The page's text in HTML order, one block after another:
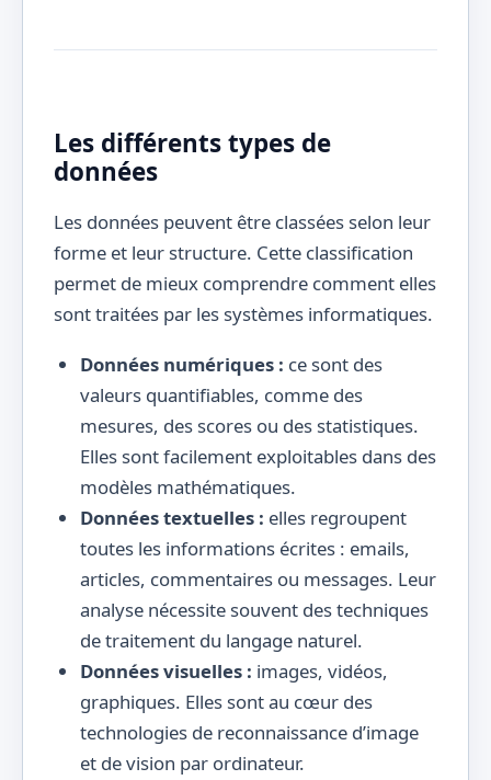
Les différents types de
données
Les données peuvent être classées selon leur
forme et leur structure. Cette classification
permet de mieux comprendre comment elles
sont traitées par les systèmes informatiques.
Données numériques : ce sont des
valeurs quantifiables, comme des
mesures, des scores ou des statistiques.
Elles sont facilement exploitables dans des
modèles mathématiques.
Données textuelles : elles regroupent
toutes les informations écrites : emails,
articles, commentaires ou messages. Leur
analyse nécessite souvent des techniques
de traitement du langage naturel.
Données visuelles : images, vidéos,
graphiques. Elles sont au cœur des
technologies de reconnaissance d’image
et de vision par ordinateur.